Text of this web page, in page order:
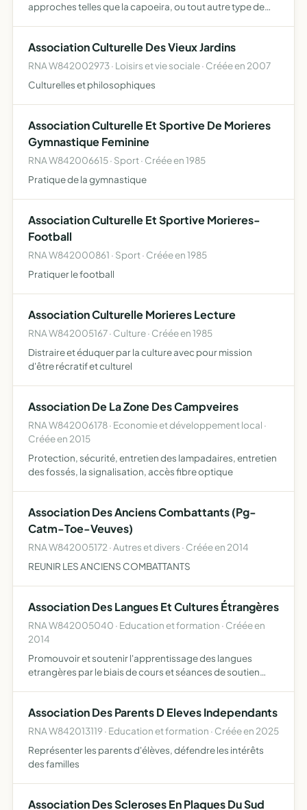
approches telles que la capoeira, ou tout autre type de
Association Culturelle Des Vieux Jardins
RNA W842002973 · Loisirs et vie sociale · Créée en 2007
Culturelles et philosophiques
Association Culturelle Et Sportive De Morieres
Gymnastique Feminine
RNA W842006615 · Sport · Créée en 1985
Pratique de la gymnastique
Association Culturelle Et Sportive Morieres-
Football
RNA W842000861 · Sport · Créée en 1985
Pratiquer le football
Association Culturelle Morieres Lecture
RNA W842005167 · Culture · Créée en 1985
Distraire et éduquer par la culture avec pour mission
d'être récratif et culturel
Association De La Zone Des Campveires
RNA W842006178 · Economie et développement local ·
Créée en 2015
Protection, sécurité, entretien des lampadaires, entretien
des fossés, la signalisation, accès fibre optique
Association Des Anciens Combattants (Pg-
Catm-Toe-Veuves)
RNA W842005172 · Autres et divers · Créée en 2014
REUNIR LES ANCIENS COMBATTANTS
Association Des Langues Et Cultures Étrangères
RNA W842005040 · Education et formation · Créée en
2014
Promouvoir et soutenir l'apprentissage des langues
etrangères par le biais de cours et séances de soutien
Association Des Parents D Eleves Independants
RNA W842013119 · Education et formation · Créée en 2025
Représenter les parents d'élèves, défendre les intérêts
des familles
Association Des Scleroses En Plaques Du Sud